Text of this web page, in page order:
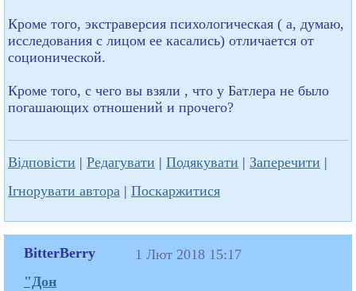
Кроме того, экстраверсия психологическая ( а, думаю,
исследования с лицом ее касались) отличается от
соционической.
Кроме того, с чего вы взяли , что у Батлера не было
погашающих отношений и прочего?
Відповісти | Редагувати | Подякувати | Заперечити |
Ігнорувати автора | Поскаржитися
BitterBerry
"Дон
1 Лют 2018 15:17